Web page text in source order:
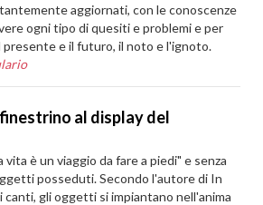
aggiornati, con le conoscenze
ogni tipo di quesiti e problemi e per
e il futuro, il noto e l'ignoto.
al display del
è un viaggio da fare a piedi" e senza
posseduti. Secondo l'autore di In
canti, gli oggetti si impiantano nell'anima